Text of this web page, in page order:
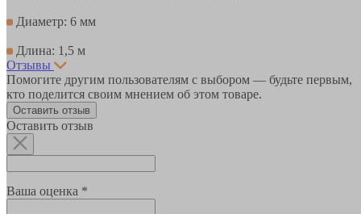
Диаметр: 6 мм
Длина: 1,5 м
Отзывы
Помогите другим пользователям с выбором — будьте первым,
кто поделится своим мнением об этом товаре.
Оставить отзыв
Оставить отзыв
Ваша оценка *